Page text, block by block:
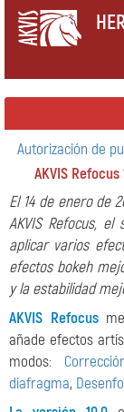
Autorización de
AKVIS
El 14 de enero de
AKVIS Refocus,
aplicar varios
efectos bokeh
y la estabilidad
AKVIS Refocus
añade efectos
modos:
diafragma,